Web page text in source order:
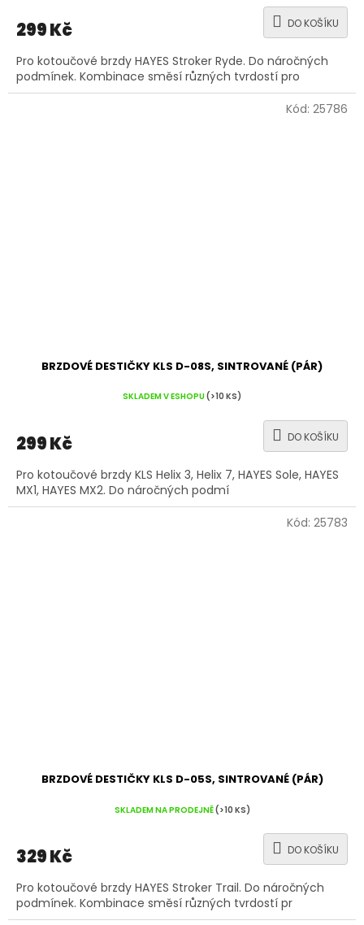
299 Kč DO KOŠÍKU
Pro kotoučové brzdy HAYES Stroker Ryde. Do náročných
podmínek. Kombinace směsí různých tvrdostí pro
BRZDOVÉ DESTIČKY KLS D-08S, SINTROVANÉ (PÁR)
SKLADEM V ESHOPU(>10 KS)
299 Kč DO KOŠÍKU
Pro kotoučové brzdy KLS Helix 3, Helix 7, HAYES Sole, HAYES
MX1, HAYES MX2. Do náročných podmí
Kód: 25786
BRZDOVÉ DESTIČKY KLS D-05S, SINTROVANÉ (PÁR)
SKLADEM NA PRODEJNĚ(>10 KS)
329 Kč DO KOŠÍKU
Pro kotoučové brzdy HAYES Stroker Trail. Do náročných
podmínek. Kombinace směsí různých tvrdostí pr
Kód: 25783